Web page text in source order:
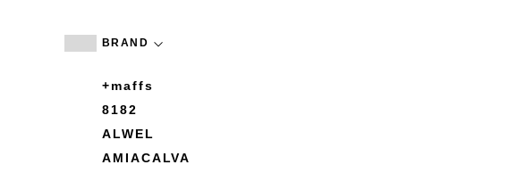
BRAND
+maffs
8182
ALWEL
AMIACALVA